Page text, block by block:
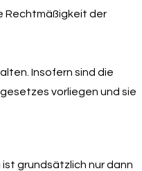
Rechtmäßigkeit der
Insofern sind die
vorliegen und sie
grundsätzlich nur dann